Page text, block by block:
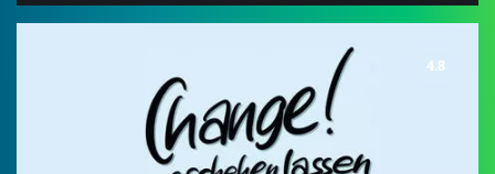
4.8